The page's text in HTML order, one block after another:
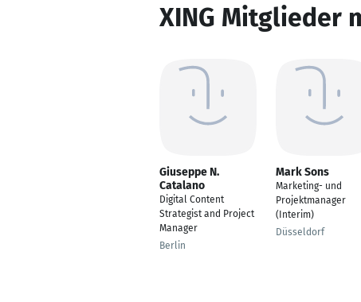
XING Mitglieder
Giuseppe N.
Catalano
Digital Content
Strategist and Project
Manager
Berlin
Mark Sons
Marketing- und
Projektmanager
(Interim)
Düsseldorf